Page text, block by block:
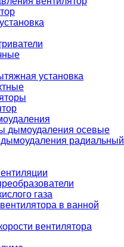
установка
дымоудаления осевые
дымоудаления радиальный
газа
в ванной
вентилятора